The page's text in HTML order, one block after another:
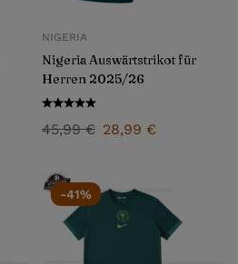
NIGERIA
Nigeria Auswärtstrikot für
Herren 2025/26
45,99€ 28,99 €
-41%